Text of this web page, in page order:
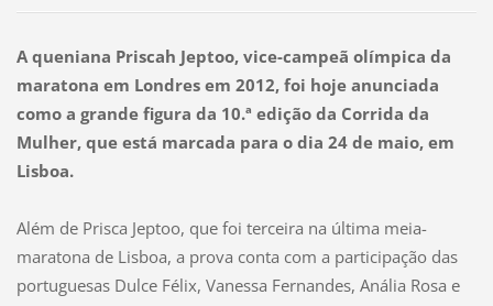
A queniana Priscah Jeptoo, vice-campeã olímpica da
maratona em Londres em 2012, foi hoje anunciada
como a grande figura da 10.ª edição da Corrida da
Mulher, que está marcada para o dia 24 de maio, em
Lisboa.
Além de Prisca Jeptoo, que foi terceira na última meia-
maratona de Lisboa, a prova conta com a participação das
portuguesas Dulce Félix, Vanessa Fernandes, Anália Rosa e